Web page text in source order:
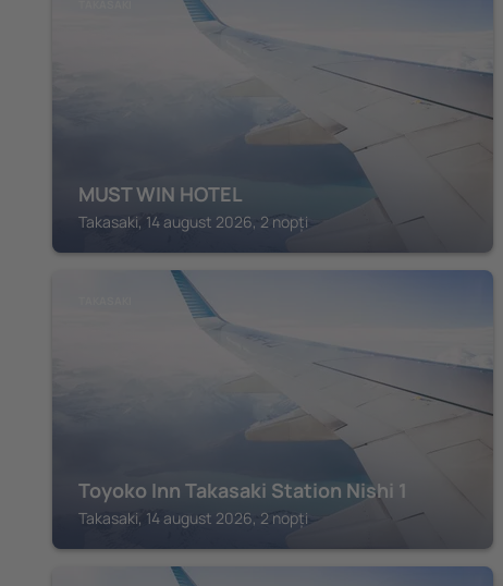
MUST WIN HOTEL
Takasaki, 14 august 2026, 2 nopți
Toyoko Inn Takasaki Station Nishi 1
Takasaki, 14 august 2026, 2 nopți